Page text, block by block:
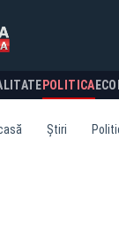
POLITICA
Știri